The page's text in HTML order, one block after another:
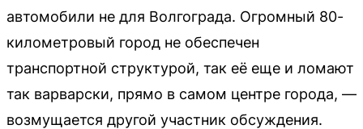
автомобили не для Волгограда. Огромный 80-
километровый город не обеспечен
транспортной структурой, так её еще и ломают
так варварски, прямо в самом центре города, —
возмущается другой участник обсуждения.